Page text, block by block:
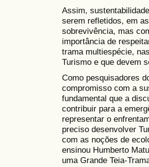
Assim,
serem refletidos, em
sobrevivência, mas
importância de
trama multiespécie,
Turismo e que devem
Como pesquisadores
compromisso com a
fundamental que a
contribuir para a
representar o
preciso desenvolver
com as noções de
ensinou Humberto
uma Grande Teia-